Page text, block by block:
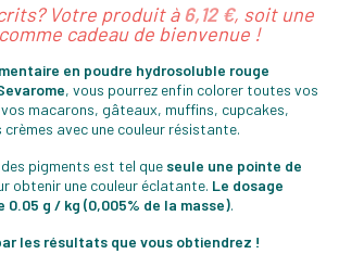
Votre produit à6,12 €, soit une
comme cadeau de bienvenue !
en poudre hydrosoluble rouge
, vous pourrez enfin colorer toutes vos
macarons, gâteaux, muffins, cupcakes,
avec une couleur résistante.
pigments est tel que seule une pointe de
obtenir une couleur éclatante. Le dosage
0.05 g / kg (0,005% de la masse).
les résultats que vous obtiendrez !